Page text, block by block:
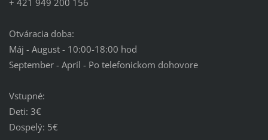
Otváracia doba:
Máj - August - 10:00-18:00 hod
September - Apríl - Po telefonickom dohovore
Vstupné:
Deti: 3€
Dospelý: 5€